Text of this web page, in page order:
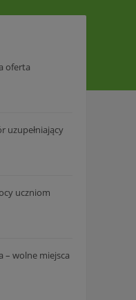
oferta
uzupełniający
uczniom
– wolne miejsca